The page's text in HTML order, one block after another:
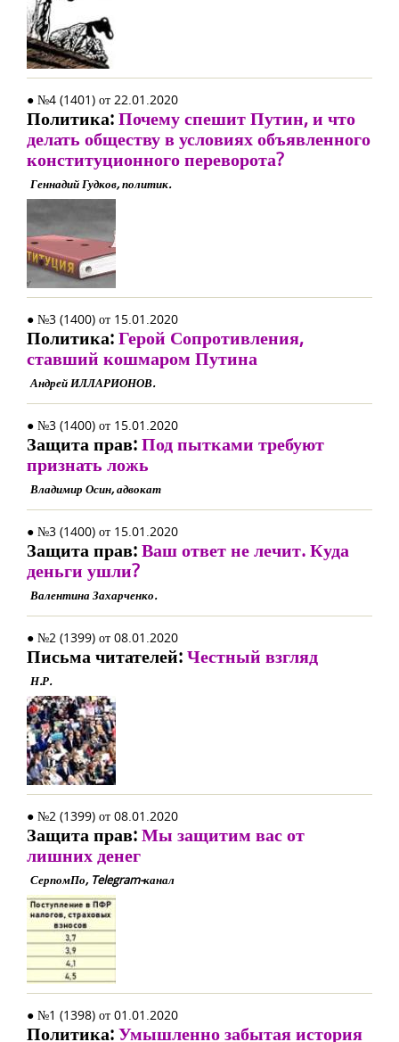
● №4 (1401) от 22.01.2020
Политика:Почему спешит Путин, и что
делать обществу в условиях объявленного
конституционного переворота?
Геннадий Гудков, политик.
● №3 (1400) от 15.01.2020
Политика:Герой Сопротивления,
ставший кошмаром Путина
Андрей ИЛЛАРИОНОВ.
● №3 (1400) от 15.01.2020
Защита прав:Под пытками требуют
признать ложь
Владимир Осин, адвокат
● №3 (1400) от 15.01.2020
Защита прав:Ваш ответ не лечит. Куда
деньги ушли?
Валентина Захарченко.
● №2 (1399) от 08.01.2020
Письма читателей:Честный взгляд
Н.Р.
● №2 (1399) от 08.01.2020
Защита прав:Мы защитим вас от
лишних денег
СерпомПо, Telegram-канал
● №1 (1398) от 01.01.2020
Политика:Умышленно забытая история